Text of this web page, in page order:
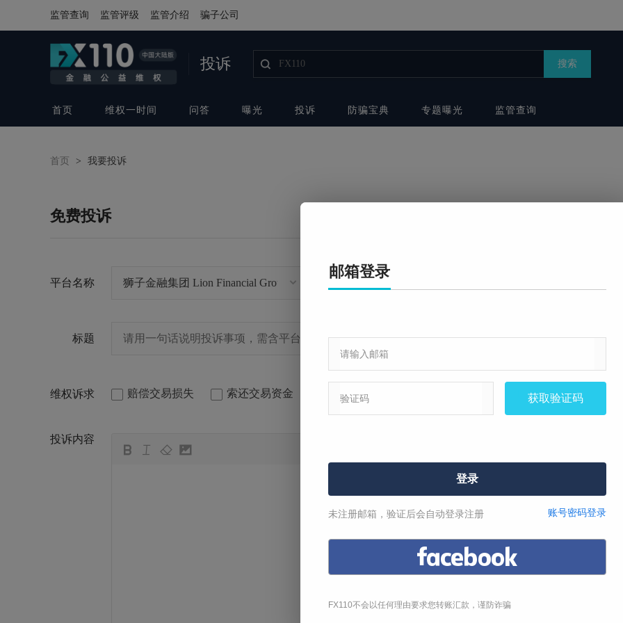
监管查询 监管评级 监管介绍 骗子公司
投诉 搜索
首页 维权一时间 问答 曝光 投诉 防骗宝典 专题曝光 监管查询
首页 > 我要投诉
免费投诉
平台名称
标题
维权诉求 赔偿交易损失 索还交易资金 虚假宣传理赔
投诉内容
뀁 뀃 뀂 뀄